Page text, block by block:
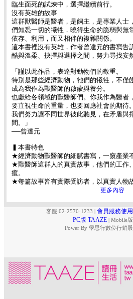
臨生面死的試煉中，選擇繼續前行。
沒有英雄的故事
這群獸醫師是醫者，是飼主，是專業人士
們知悉一切的犧牲，曉得生命的脆弱與無
依存、利用，而又相伴的複雜關係。
這本書裡沒有英雄，作者曾達元的書寫告
酷與溫柔、抉擇與選擇之間，努力尋找安
「謹以此作品，表達對動物們的敬重。
特別是那些經濟動物，牠們的犧牲，不僅
成為我作為獸醫師的啟蒙與養分。
也獻給各領域的獸醫師們。你我作為醫者
要直視生命的重量，也要回應社會的期待。
我們努力讓不同世界彼此聽見，在矛盾與
間。」
──曾達元
▍本書特色
★經濟動物獸醫師的細膩書寫，一窺產業
★獸醫師這群人的真實故事，他們的工作
癒。
★每篇故事皆有實際受訪者，以真實人物
更多內容
客服 02-2570-1233 | 會員服務使
PC版 TAAZE | Mobile
Power By 學思行數位行銷